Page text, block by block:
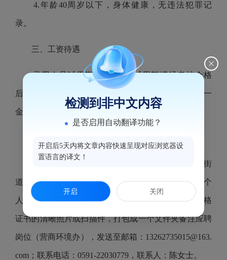
4.年龄40周岁以下，身体健康，无违法犯罪记
录。
三、工资待遇
录用人员试用期为1个月。试用期满经考核合格
后，签订劳务派遣合同，享受劳务派遣人员“五险一
金”、带薪休假等福利待遇。
1.报名方式：网络报名，请应聘人员填写《安泰街
道应聘人员信息登记表》电子档（见附件），并提供个
人身份证、学历学位证书（含学信网证明）、其他资格
证书的清晰照片或扫描件，打包成一个文件夹备注应聘
岗位（营商环境办），发送至邮箱： 13262735015@163.
com ；联系电话：0591-22030779，联系人：陈女士。
检测到非中文内容
是否启用自动翻译功能？
开启后5天内将文章内容快速呈现对应浏览器设
置语言的译文！
开启 关闭